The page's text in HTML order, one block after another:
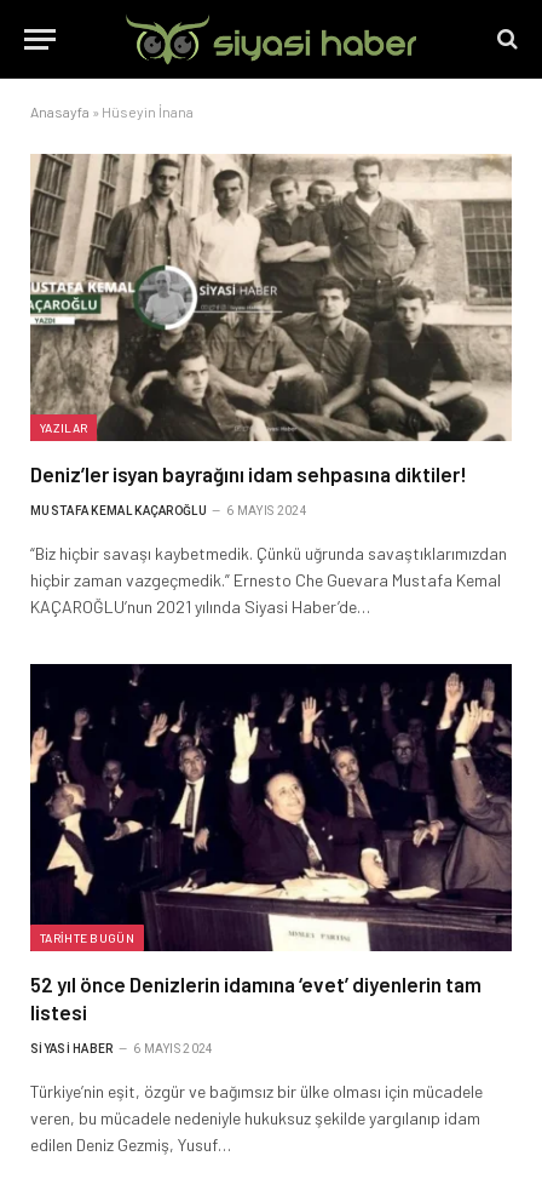
Anasayfa » Hüseyin İnana
YAZILAR
Deniz’ler isyan bayrağını idam sehpasına diktiler!
MUSTAFA KEMAL KAÇAROĞLU 6 MAYIS 2024
“Biz hiçbir savaşı kaybetmedik. Çünkü uğrunda savaştıklarımızdan
hiçbir zaman vazgeçmedik.” Ernesto Che Guevara Mustafa Kemal
KAÇAROĞLU’nun 2021 yılında Siyasi Haber’de…
TARIHTE BUGÜN
52 yıl önce Denizlerin idamına ‘evet’ diyenlerin tam
listesi
SIYASI HABER 6 MAYIS 2024
Türkiye’nin eşit, özgür ve bağımsız bir ülke olması için mücadele
veren, bu mücadele nedeniyle hukuksuz şekilde yargılanıp idam
edilen Deniz Gezmiş, Yusuf…